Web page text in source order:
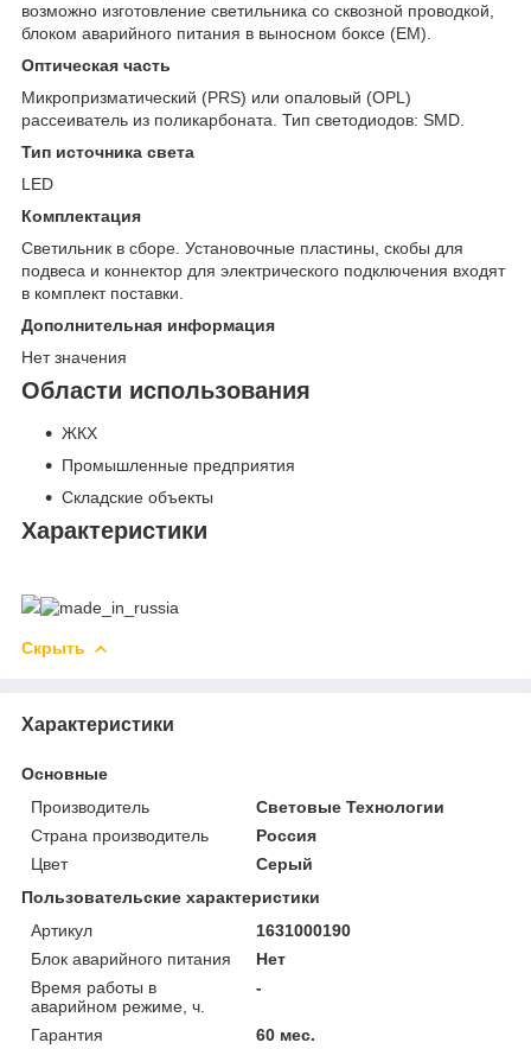
возможно изготовление светильника со сквозной проводкой,
блоком аварийного питания в выносном боксе (EM).
Оптическая часть
Микропризматический (PRS) или опаловый (OPL)
рассеиватель из поликарбоната. Тип светодиодов: SMD.
Тип источника света
LED
Комплектация
Светильник в сборе. Установочные пластины, скобы для
подвеса и коннектор для электрического подключения входят
в комплект поставки.
Дополнительная информация
Нет значения
Области использования
ЖКХ
Промышленные предприятия
Складские объекты
Характеристики
Скрыть
Характеристики
Основные
Производитель
Световые Технологии
Страна производитель
Россия
Цвет
Серый
Пользовательские характеристики
Артикул
1631000190
Блок аварийного питания
Нет
Время работы в
аварийном режиме, ч.
-
Гарантия 60 мес.